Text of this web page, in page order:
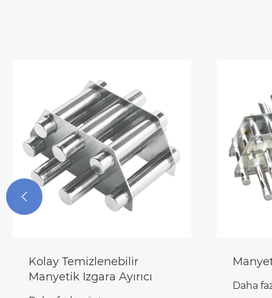
Kolay Temizlenebilir
Manyetik Izgara Ayırıcı
Daha
